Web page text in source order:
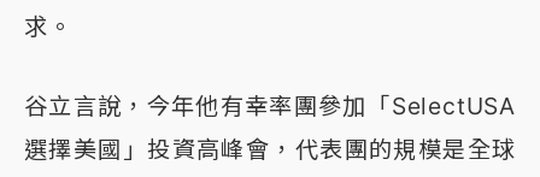
求。
谷立言說，今年他有幸率團參加「SelectUSA
選擇美國」投資高峰會，代表團的規模是全球